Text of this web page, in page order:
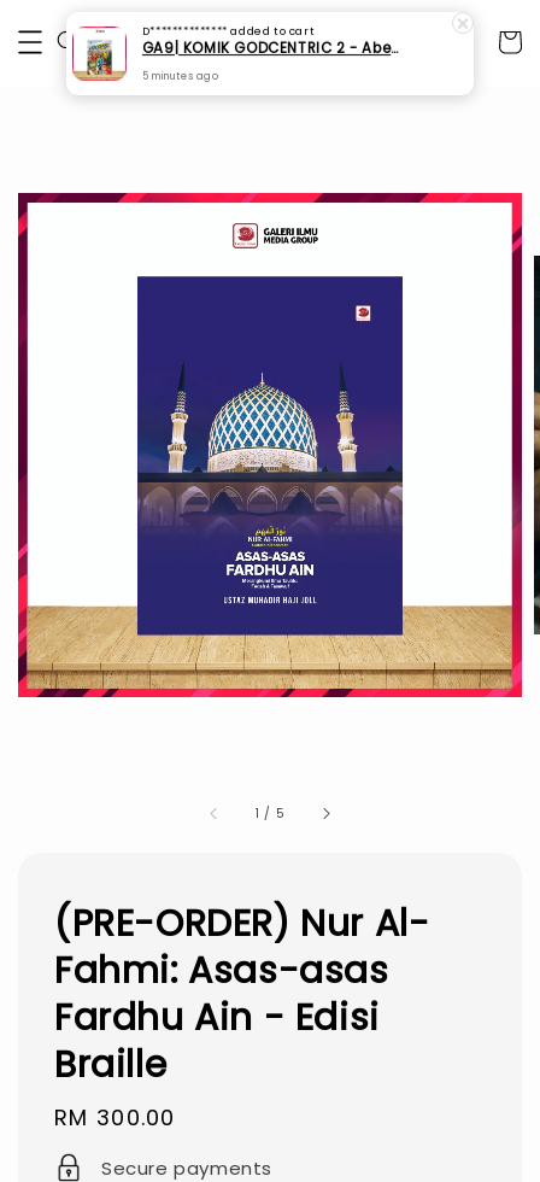
1 / 5
(PRE-ORDER) Nur Al-
Fahmi: Asas-asas
Fardhu Ain - Edisi
Braille
Regular
price
RM 300.00
Secure payments
D************** added to cart
GA9| KOMIK GODCENTRIC 2 - Abeben & Nazr Syaff
5 minutes ago